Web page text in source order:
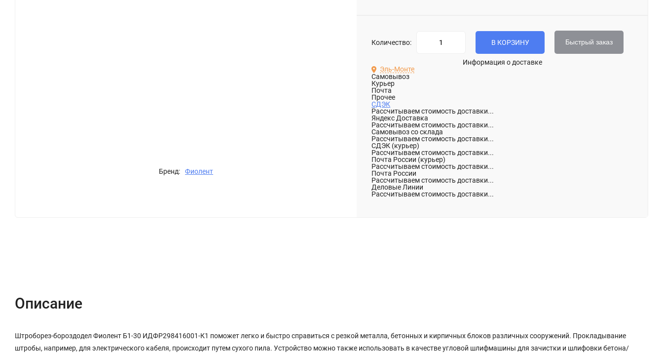
Бренд: Фиолент
Количество: В КОРЗИНУ Быстрый заказ
Информация о доставке
Эль-Монте
Самовывоз
Курьер
Почта
Прочее
СДЭК
Рассчитываем стоимость доставки...
Яндекс Доставка
Рассчитываем стоимость доставки...
Самовывоз со склада
Рассчитываем стоимость доставки...
СДЭК (курьер)
Рассчитываем стоимость доставки...
Почта России (курьер)
Рассчитываем стоимость доставки...
Почта России
Рассчитываем стоимость доставки...
Деловые Линии
Рассчитываем стоимость доставки...
Описание
Штроборез-бороздодел Фиолент Б1-30 ИДФР298416001-К1 поможет легко и быстро справиться с резкой металла, бетонных и кирпичных блоков различных сооружений. Прокладывание
штробы, например, для электрического кабеля, происходит путем сухого пила. Устройство можно также использовать в качестве угловой шлифмашины для зачистки и шлифовки бетона/